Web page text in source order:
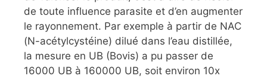
de toute influence parasite et d’en augmenter
le rayonnement. Par exemple à partir de NAC
(N-acétylcystéine) dilué dans l’eau distillée,
la mesure en UB (Bovis) a pu passer de
16000 UB à 160000 UB, soit environ 10x